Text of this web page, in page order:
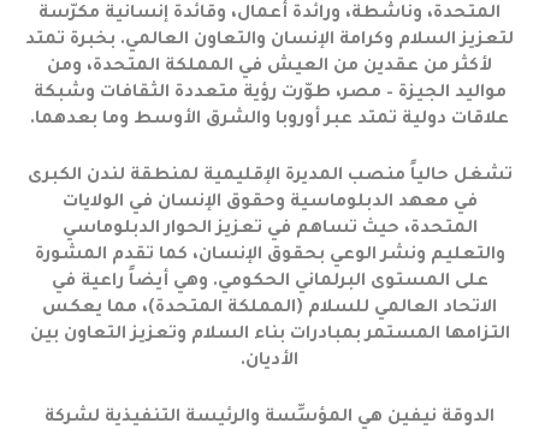
المتحدة، وناشطة، ورائدة أعمال، وقائدة إنسانية مكرّسة
لتعزيز السلام وكرامة الإنسان والتعاون العالمي. بخبرة تمتد
لأكثر من عقدين من العيش في المملكة المتحدة، ومن
مواليد الجيزة – مصر، طوّرت رؤية متعددة الثقافات وشبكة
علاقات دولية تمتد عبر أوروبا والشرق الأوسط وما بعدهما.
تشغل حالياً منصب المديرة الإقليمية لمنطقة لندن الكبرى
في معهد الدبلوماسية وحقوق الإنسان في الولايات
المتحدة، حيث تساهم في تعزيز الحوار الدبلوماسي
والتعليم ونشر الوعي بحقوق الإنسان، كما تقدم المشورة
على المستوى البرلماني الحكومي. وهي أيضاً راعية في
الاتحاد العالمي للسلام (المملكة المتحدة)، مما يعكس
التزامها المستمر بمبادرات بناء السلام وتعزيز التعاون بين
الأديان.
الدوقة نيفين هي المؤسِّسة والرئيسة التنفيذية لشركة